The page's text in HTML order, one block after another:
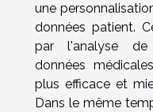
une
données patient.
par l'analyse de
données
plus efficace et
Dans le même